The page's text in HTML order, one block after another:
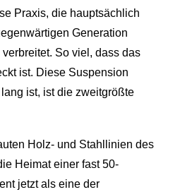
Praxis, die hauptsächlich
Generation
So viel, dass das
ist. Diese Suspension
ist, ist die zweitgrößte
Holz- und Stahllinien des
Heimat einer fast 50-
jetzt als eine der